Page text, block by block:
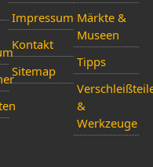
Impressum
Kontakt
Sitemap
Märkte &
Museen
Tipps
&
Werkzeuge